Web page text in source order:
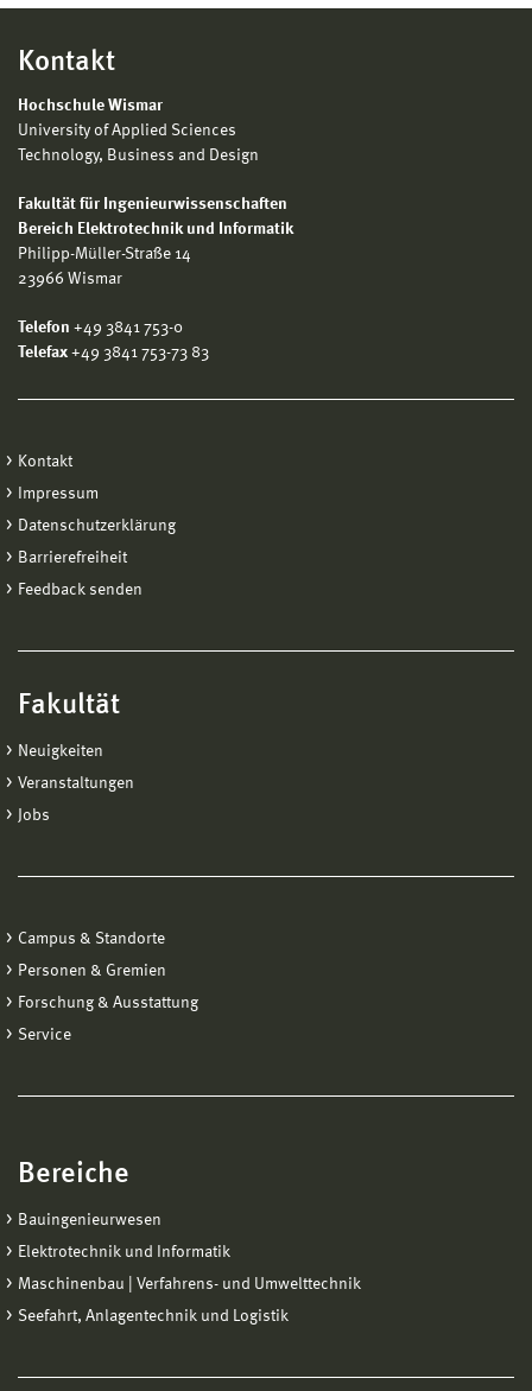
Kontakt
Hochschule Wismar
University of Applied Sciences
Technology, Business and Design
Fakultät für Ingenieurwissenschaften
Bereich Elektrotechnik und Informatik
Philipp-Müller-Straße 14
23966 Wismar
Telefon +49 3841 753-0
Telefax +49 3841 753-73 83
Kontakt
Impressum
Datenschutzerklärung
Barrierefreiheit
Feedback senden
Fakultät
Neuigkeiten
Veranstaltungen
Jobs
Campus & Standorte
Personen & Gremien
Forschung & Ausstattung
Service
Bereiche
Bauingenieurwesen
Elektrotechnik und Informatik
Maschinenbau | Verfahrens- und Umwelttechnik
Seefahrt, Anlagentechnik und Logistik